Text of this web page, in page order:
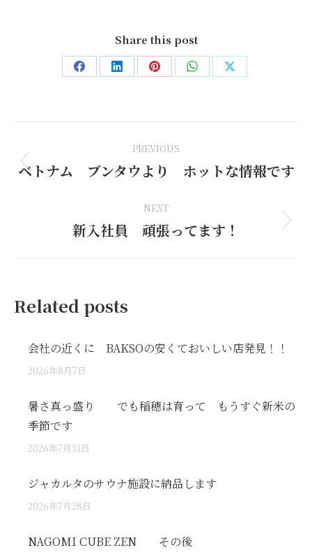
Share this post
Share Share Share Share Share
navigation
PREVIOUS
Previous
ベトナム ブンタウより ホットな情報です
NEXT
Next
新入社員 頑張ってます！
Related posts
会社の近くに BAKSOの安くておいしい店発見！！
2026年8月7日
暑さ真っ盛り でも稲穂は育って もうすぐ新米の
季節です
2026年7月31日
ジャカルタのサウナ施設に納品します
2026年7月28日
NAGOMI CUBE ZEN その後